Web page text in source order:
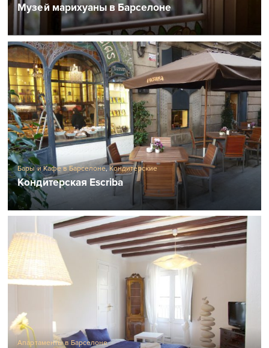
Музей марихуаны в Барселоне
Бары и Кафе в Барселоне, Кондитерские
Кондитерская Escriba
Апартаменты в Барселоне